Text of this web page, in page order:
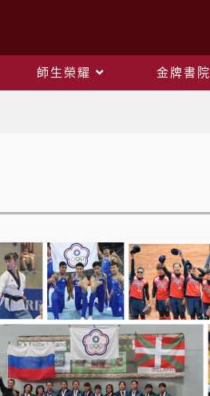
師生榮耀 金牌書院